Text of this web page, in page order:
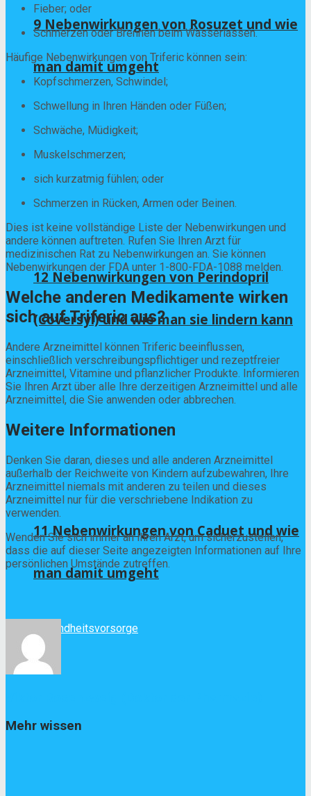
9 Nebenwirkungen von Rosuzet und wie
man damit umgeht
12 Nebenwirkungen von Perindopril
(Coversyl) und wie man sie lindern kann
11 Nebenwirkungen von Caduet und wie
man damit umgeht
Gesundheitsvorsorge
Fieber; oder
Schmerzen oder Brennen beim Wasserlassen.
Häufige Nebenwirkungen von Triferic können sein:
Kopfschmerzen, Schwindel;
Schwellung in Ihren Händen oder Füßen;
Schwäche, Müdigkeit;
Muskelschmerzen;
sich kurzatmig fühlen; oder
Schmerzen in Rücken, Armen oder Beinen.
Dies ist keine vollständige Liste der Nebenwirkungen und
andere können auftreten. Rufen Sie Ihren Arzt für
medizinischen Rat zu Nebenwirkungen an. Sie können
Nebenwirkungen der FDA unter 1-800-FDA-1088 melden.
Welche anderen Medikamente wirken
sich auf Triferic aus?
Andere Arzneimittel können Triferic beeinflussen,
einschließlich verschreibungspflichtiger und rezeptfreier
Arzneimittel, Vitamine und pflanzlicher Produkte. Informieren
Sie Ihren Arzt über alle Ihre derzeitigen Arzneimittel und alle
Arzneimittel, die Sie anwenden oder abbrechen.
Weitere Informationen
Denken Sie daran, dieses und alle anderen Arzneimittel
außerhalb der Reichweite von Kindern aufzubewahren, Ihre
Arzneimittel niemals mit anderen zu teilen und dieses
Arzneimittel nur für die verschriebene Indikation zu
verwenden.
Wenden Sie sich immer an Ihren Arzt, um sicherzustellen,
dass die auf dieser Seite angezeigten Informationen auf Ihre
persönlichen Umstände zutreffen.
Mehr wissen